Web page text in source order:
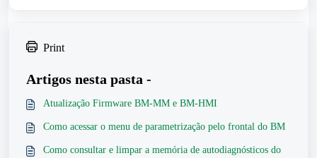
Print
Artigos nesta pasta -
Atualização Firmware BM-MM e BM-HMI
Como acessar o menu de parametrização pelo frontal do BM
Como consultar e limpar a memória de autodiagnósticos do